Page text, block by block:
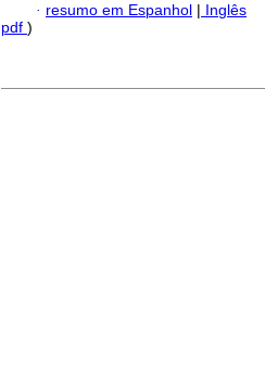
· resumo em Espanhol | Inglês
pdf )